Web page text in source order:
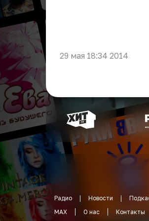
29 мая 18:34 2014
Радио Новости
MAX
О нас Контакты